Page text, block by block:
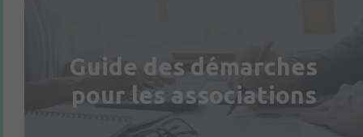
Guide des démarches
pour les associations